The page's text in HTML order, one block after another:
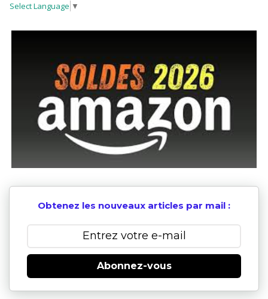
Select Language ▼
Obtenez les nouveaux articles par mail :
Abonnez-vous